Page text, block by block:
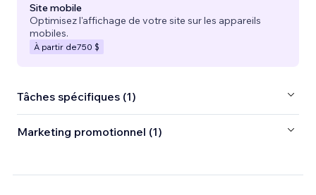
Site mobile
Optimisez l'affichage de votre site sur les appareils
mobiles.
À partir de750 $
Tâches spécifiques (1)
Marketing promotionnel (1)